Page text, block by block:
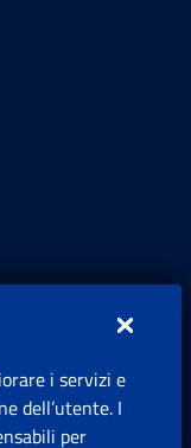
i servizi e
dell’utente. I
per